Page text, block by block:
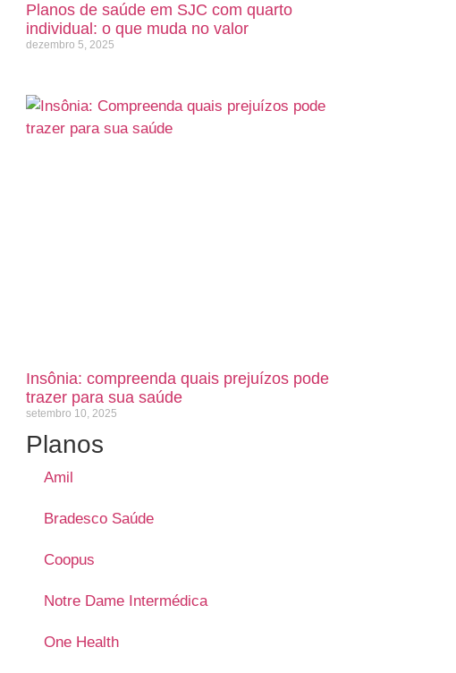
Planos de saúde em SJC com quarto
individual: o que muda no valor
dezembro 5, 2025
Insônia: compreenda quais prejuízos pode
trazer para sua saúde
setembro 10, 2025
Planos
Amil
Bradesco Saúde
Coopus
Notre Dame Intermédica
One Health